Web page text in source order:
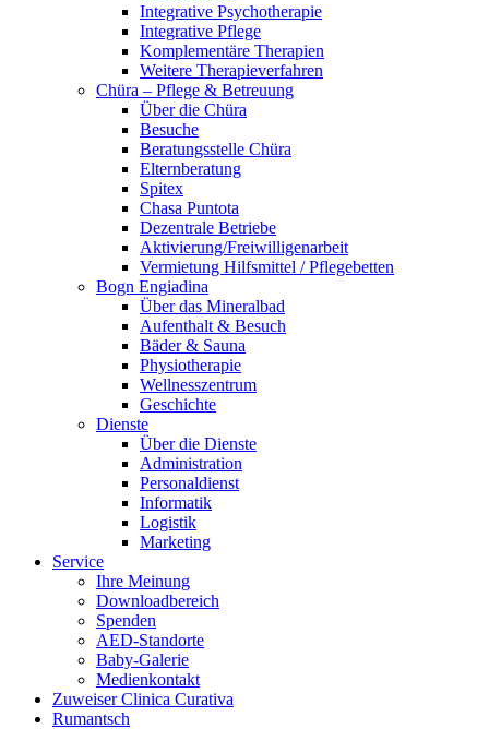
Integrative Psychotherapie
Integrative Pflege
Komplementäre Therapien
Weitere Therapieverfahren
Chüra – Pflege & Betreuung
Über die Chüra
Besuche
Beratungsstelle Chüra
Elternberatung
Spitex
Chasa Puntota
Dezentrale Betriebe
Aktivierung/Freiwilligenarbeit
Vermietung Hilfsmittel / Pflegebetten
Bogn Engiadina
Über das Mineralbad
Aufenthalt & Besuch
Bäder & Sauna
Physiotherapie
Wellnesszentrum
Geschichte
Dienste
Über die Dienste
Administration
Personaldienst
Informatik
Logistik
Marketing
Service
Ihre Meinung
Downloadbereich
Spenden
AED-Standorte
Baby-Galerie
Medienkontakt
Zuweiser Clinica Curativa
Rumantsch